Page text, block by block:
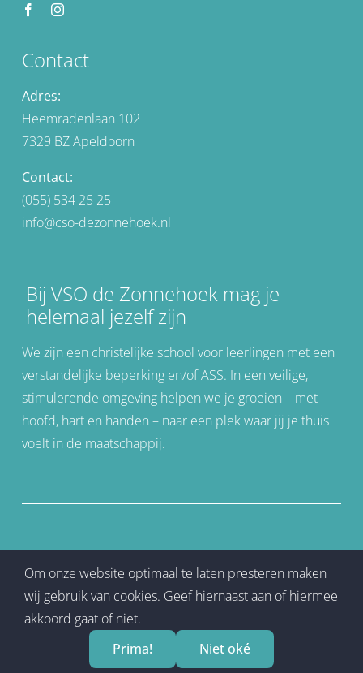
Bij VSO de Zonnehoek mag je
helemaal jezelf zijn
We zijn een christelijke school voor leerlingen met een
verstandelijke beperking en/of ASS. In een veilige,
stimulerende omgeving helpen we je groeien – met
hoofd, hart en handen – naar een plek waar jij je thuis
voelt in de maatschappij.
Contact
Adres:
Heemradenlaan 102
7329 BZ Apeldoorn
Contact:
(055) 534 25 25
info@cso-dezonnehoek.nl
Alle rechten voorbehouden aan VSO De Zonnehoek
Sitemap
Om onze website optimaal te laten presteren maken
wij gebruik van cookies. Geef hiernaast aan of hiermee
akkoord gaat of niet.
Prima!
Niet oké